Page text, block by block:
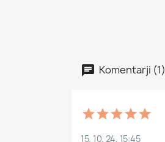
Komentarji (1)
15. 10. 24, 15:45